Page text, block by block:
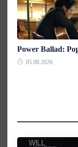
Power Ballad:
05.08.2026.